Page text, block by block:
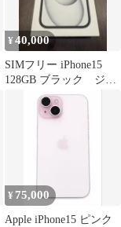
¥40,000
SIMフリー iPhone15
128GB ブラック ジャ
¥ 75,000
Apple iPhone15 ピンク